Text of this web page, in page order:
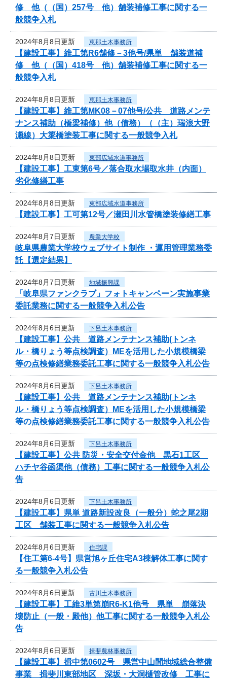
修 他（（国）257号 他）舗装補修工事に関する一
般競争入札
2024年8月8日更新 恵那土木事務所
【建設工事】維工第R6舗修－3他号/県単 舗装道補
修 他（（国）418号 他）舗装補修工事に関する一
般競争入札
2024年8月8日更新 恵那土木事務所
【建設工事】維工第MK08－07他号/公共 道路メンテ
ナンス補助（橋梁補修）他（債務）（（主）瑞浪大野
瀬線）大簗橋塗装工事に関する一般競争入札
2024年8月8日更新 東部広域水道事務所
【建設工事】工東第6号／落合取水場取水井（内面）
劣化修繕工事
2024年8月8日更新 東部広域水道事務所
【建設工事】工可第12号／瀬田川水管橋塗装修繕工事
2024年8月7日更新 農業大学校
岐阜県農業大学校ウェブサイト制作 ・運用管理業務委
託【選定結果】
2024年8月7日更新 地域振興課
「岐阜県ファンクラブ」フォトキャンペーン実施事業
委託業務に関する一般競争入札公告
2024年8月6日更新 下呂土木事務所
【建設工事】公共 道路メンテナンス補助(トンネ
ル・橋りょう等点検調査）MEを活用した小規模橋梁
等の点検修繕業務委託工事に関する一般競争入札公告
2024年8月6日更新 下呂土木事務所
【建設工事】公共 道路メンテナンス補助(トンネ
ル・橋りょう等点検調査）MEを活用した小規模橋梁
等の点検修繕業務委託工事に関する一般競争入札公告
2024年8月6日更新 下呂土木事務所
【建設工事】公共 防災・安全交付金他 黒石1工区
ハチヤ谷函渠他（債務）工事に関する一般競争入札公
告
2024年8月6日更新 下呂土木事務所
【建設工事】県単 道路新設改良（一般分）蛇之尾2期
工区 舗装工事に関する一般競争入札公告
2024年8月6日更新 住宅課
【住工第6-4号】県営旭ヶ丘住宅A3棟解体工事に関す
る一般競争入札公告
2024年8月6日更新 古川土木事務所
【建設工事】工維3単第崩R6-K1他号 県単 崩落決
壊防止（一般・殿他）他工事に関する一般競争入札公
告
2024年8月6日更新 揖斐農林事務所
【建設工事】揖中第0602号 県営中山間地域総合整備
事業 揖斐川東部地区 深坂・大洞樋管改修 工事に